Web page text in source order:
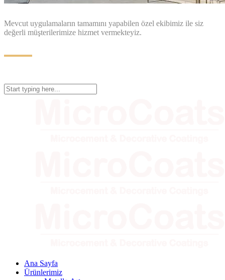
Mevcut uygulamaların tamamını yapabilen özel ekibimiz ile siz
değerli müşterilerimize hizmet vermekteyiz.
Ana Sayfa
Ürünlerimiz